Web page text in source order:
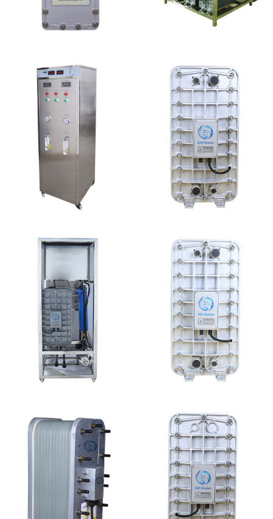
坎普尔EDI膜堆维修 EDI设备维修
全封闭EDI超纯水处理设
备
MK-TC200 EDI模块
MK-TC50 EDI设备 EDI超纯水处理设备